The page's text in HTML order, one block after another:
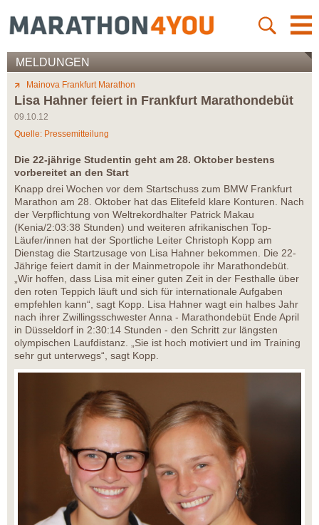
MELDUNGEN
Mainova Frankfurt Marathon
Lisa Hahner feiert in Frankfurt Marathondebüt
09.10.12
Quelle: Pressemitteilung
Die 22-jährige Studentin geht am 28. Oktober bestens
vorbereitet an den Start
Knapp drei Wochen vor dem Startschuss zum BMW Frankfurt
Marathon am 28. Oktober hat das Elitefeld klare Konturen. Nach
der Verpflichtung von Weltrekordhalter Patrick Makau
(Kenia/2:03:38 Stunden) und weiteren afrikanischen Top-
Läufer/innen hat der Sportliche Leiter Christoph Kopp am
Dienstag die Startzusage von Lisa Hahner bekommen. Die 22-
Jährige feiert damit in der Mainmetropole ihr Marathondebüt.
„Wir hoffen, dass Lisa mit einer guten Zeit in der Festhalle über
den roten Teppich läuft und sich für internationale Aufgaben
empfehlen kann“, sagt Kopp. Lisa Hahner wagt ein halbes Jahr
nach ihrer Zwillingsschwester Anna - Marathondebüt Ende April
in Düsseldorf in 2:30:14 Stunden - den Schritt zur längsten
olympischen Laufdistanz. „Sie ist hoch motiviert und im Training
sehr gut unterwegs“, sagt Kopp.